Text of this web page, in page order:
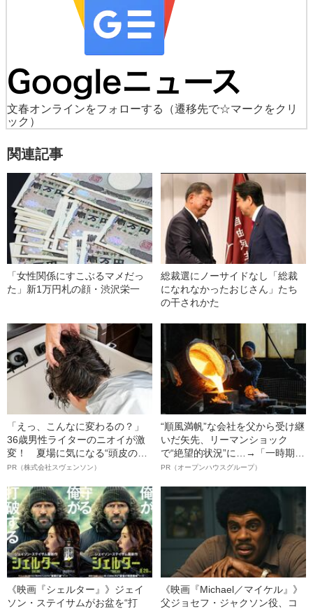
文春オンラインをフォローする
（遷移先で☆マークをクリ
ック）
関連記事
「女性関係にすこぶるマメだっ
た」新1万円札の顔・渋沢栄一
総裁選にノーサイドなし「総裁
になれなかったおじさん」たち
の干されかた
「えっ、こんなに変わるの？」
36歳男性ライターのニオイが激
変！ 夏場に気になる“頭皮のニ
オイ”や“ベタつき”を解消す
ト”が生み出した徹底ケアとは
PR（株式会社スヴェンソン）
“順風満帆”な会社を父から受け継
いだ矢先、リーマンショック
で“絶望的状況”に…→「一時期は
納品3年待ち」のヒット商品を生
明かす、“逆転の戦術”
PR（オープンハウスグループ）
《映画『シェルター』》ジェイ
ソン・ステイサムがお盆を“打
《映画『Michael／マイケル』》
父ジョセフ・ジャクソン役、コ